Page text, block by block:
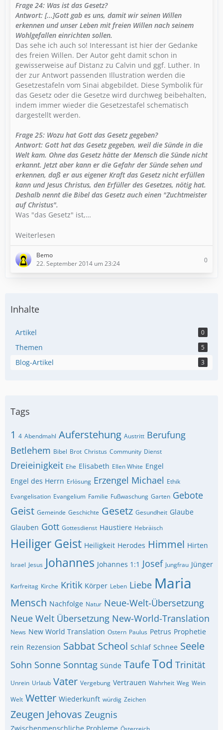
Frage 24: Was ist das Gesetz?
Antwort: [...]Gott gab es uns, damit wir seinen Willen
erkennen und unser Leben mit freien Willen nach seinem
Wohlgefallen einrichten sollen.
Das sehe ich auch so! Interessant ist hier der Gedanke
des freien Willen. Der Autor geht damit schon in
gewisserweise auf Distanz zu Calvin und ggf. Luther. In
der zur Antwort passenden Illustration werden die
Gesetzestafeln vom Sinai abgebildet. Diese Symbolik für
das Gesetz oder die Gesetze wird durchweg beibehalten,
indem immer wieder die Gesetzestafel schematisch
dargestellt werden.
Frage 25: Wozu hat Gott das Gesetz gegeben?
Antwort: Gott hat das Gesetz gegeben, weil die Sünde in die
Welt kam. Ohne das Gesetz hätte der Mensch die Sünde nicht
erkannt. Jetzt aber kann er die Gefahr der Sünde sehen und
erkennen, daß er aus eigener Kraft das Gesetz nicht erfüllen
kann und Jesus Christus, den Erfüller des Gesetzes, nötig hat.
Deshalb nennt die Bibel das Gesetz auch einen "Zuchtmeister
auf Christus".
Was "das Gesetz" ist,…
Weiterlesen
Bemo
22. September 2014 um 23:24
0
Inhalte
Artikel 0
Themen 5
Blog-Artikel 3
Tags
1 4 Abendmahl Auferstehung Austritt Berufung
Betlehem Bibel Brot Christus Community Dienst
Dreieinigkeit Ehe Elisabeth Ellen White Engel
Engel des Herrn Erlösung Erzengel Michael Ethik
Evangelisation Evangelium Familie Fußwaschung Garten Gebote
Geist Gemeinde Geschichte Gesetz Gesundheit Glaube
Glauben Gott Gottesdienst Haustiere Hebräisch
Heiliger Geist Heiligkeit Herodes Himmel Hirten
Israel Jesus Johannes Johannes 1:1 Josef Jungfrau Jünger
Karfreitag Kirche Kritik Körper Leben Liebe Maria
Mensch Nachfolge Natur Neue-Welt-Übersetzung
Neue Welt Übersetzung New-World-Translation
News New World Translation Ostern Paulus Petrus Prophetie
rein Rezension Sabbat Scheol Schlaf Schnee Seele
Sohn Sonne Sonntag Sünde TaufeTod Trinität
Unrein Urlaub Vater Vergebung Vertrauen Wahrheit Weg Wein
Welt Wetter Wiederkunft würdig Zeichen
Zeugen Jehovas Zeugnis